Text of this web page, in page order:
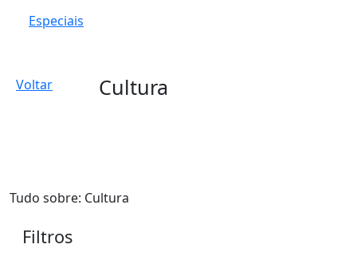
Especiais
Voltar Cultura
Tudo sobre: Cultura
Filtros